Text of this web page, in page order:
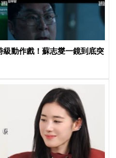
級動作戲！蘇志燮一鏡到底突